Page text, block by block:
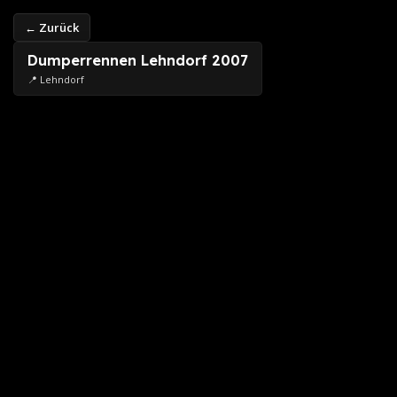
← Zurück
Dumperrennen Lehndorf 2007
📍 Lehndorf